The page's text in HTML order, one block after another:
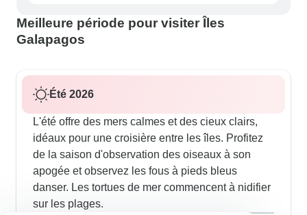
Meilleure période pour visiter Îles
Galapagos
Été 2026
L'été offre des mers calmes et des cieux clairs,
idéaux pour une croisière entre les îles. Profitez
de la saison d'observation des oiseaux à son
apogée et observez les fous à pieds bleus
danser. Les tortues de mer commencent à nidifier
sur les plages.